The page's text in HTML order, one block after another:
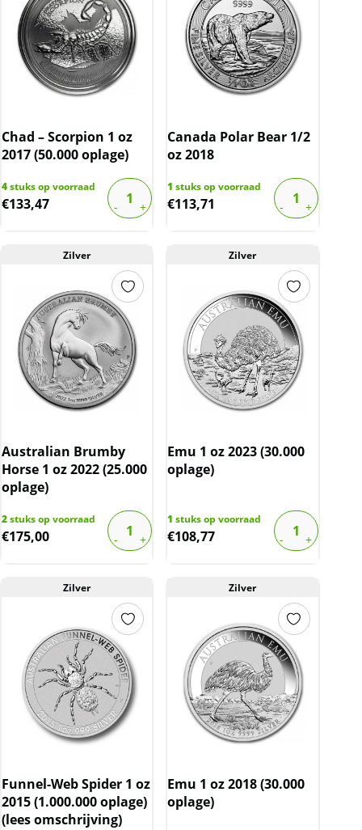
Chad – Scorpion 1 oz
2017 (50.000 oplage)
4stuks op voorraad
€133,47
Canada Polar Bear 1/2
oz 2018
1 stuks op voorraad
€113,71
Zilver
Australian Brumby
Horse 1 oz 2022 (25.000
oplage)
2stuks op voorraad
€175,00
Zilver
Emu 1 oz 2023 (30.000
oplage)
1 stuks op voorraad
€108,77
Zilver
Funnel-Web Spider 1 oz
2015 (1.000.000 oplage)
(lees omschrijving)
Zilver
Emu 1 oz 2018 (30.000
oplage)